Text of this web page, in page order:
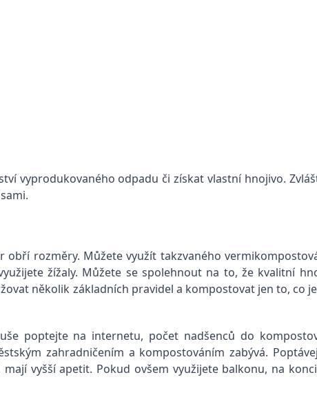
vyprodukovaného odpadu či získat vlastní hnojivo.
rozměry. Můžete využít takzvaného
žížaly. Můžete se spolehnout na to, že kvalitní
několik základních pravidel a kompostovat jen to, co
poptejte na internetu, počet nadšenců do
zahradničením a kom­postováním zabývá.
vyšší apetit. Pokud ovšem využijete balkonu, na